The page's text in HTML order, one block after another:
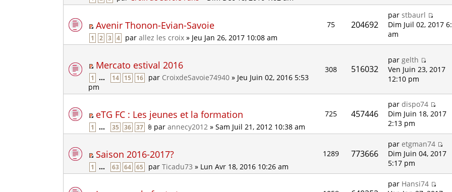
Avenir Thonon-Evian-Savoie
1 2 3 4 parallez les croix » Jeu Jan 26, 2017 10:08 am
75 204692
parstbaurl
Dim Juil 02, 2017
am
Mercato estival 2016
1 ... 14 15 16 par CroixdeSavoie74940 » Jeu Juin 02, 2016 5:53
pm
308 516032
pargelth
Ven Juin 23, 2017
12:10 pm
eTG FC : Les jeunes et la formation
1 ... 35 36 37 parannecy2012 » Sam Juil 21, 2012 10:38 am
725 457446
pardispo74
Dim Juin 18, 2017
2:13 pm
Saison 2016-2017?
1 ... 63 64 65 parTicadu73 » Lun Avr 18, 2016 10:26 am
1289 773666
par etgman74
Dim Juin 04, 2017
5:17 pm
par Hansi74